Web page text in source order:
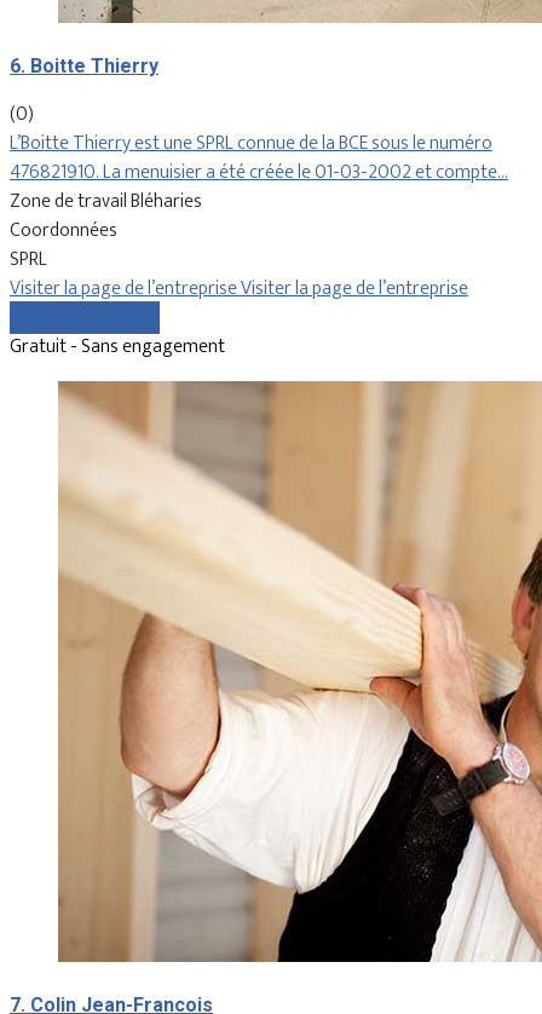
6. Boitte Thierry
(0)
L’Boitte Thierry est une SPRL connue de la BCE sous le numéro
476821910. La menuisier a été créée le 01-03-2002 et compte…
Zone de travail Bléharies
Coordonnées
SPRL
Visiter la page de l’entrepriseVisiter la page de l’entreprise
Gratuit - Sans engagement
7. Colin Jean-Francois